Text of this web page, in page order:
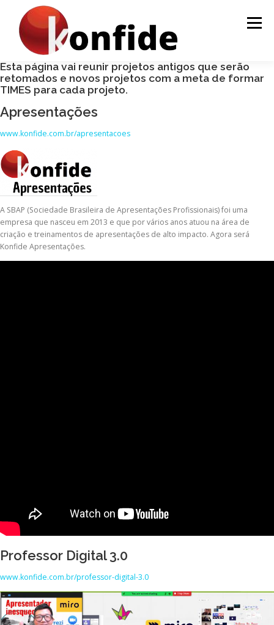
conteúdo
Menu
INÍCIO FAÇA PARTE AGENDA CURSOS
MENTORIA ARTIGOS
Esta página vai reunir projetos antigos que serão
retomados e novos projetos com a meta de formar
TIMES para cada projeto.
Apresentações
www.konfide.com.br/apresentacoes
A SBAP (Sociedade Brasileira de Apresentações Profissionais) foi uma
empresa que nasceu em 2013 e que por vários anos atuou na área de
criação e treinamentos de apresentações de alto impacto. Agora será
Konfide Apresentações.
Professor Digital 3.0
www.konfide.com.br/professor-digital-3.0